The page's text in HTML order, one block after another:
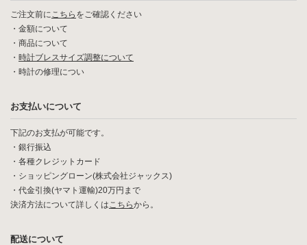
ご注文前にこちら をご確認ください
・ 金額について
・ 商品について
・ 時計ブレスサイズ調整について
・ 時計の修理につい
お支払いについて
下記のお支払が可能です。
・銀行振込
・各種クレジットカード
・ショッピングローン(株式会社ジャックス)
・代金引換(ヤマト運輸)20万円まで
決済方法について詳しくはこちらから。
配送について